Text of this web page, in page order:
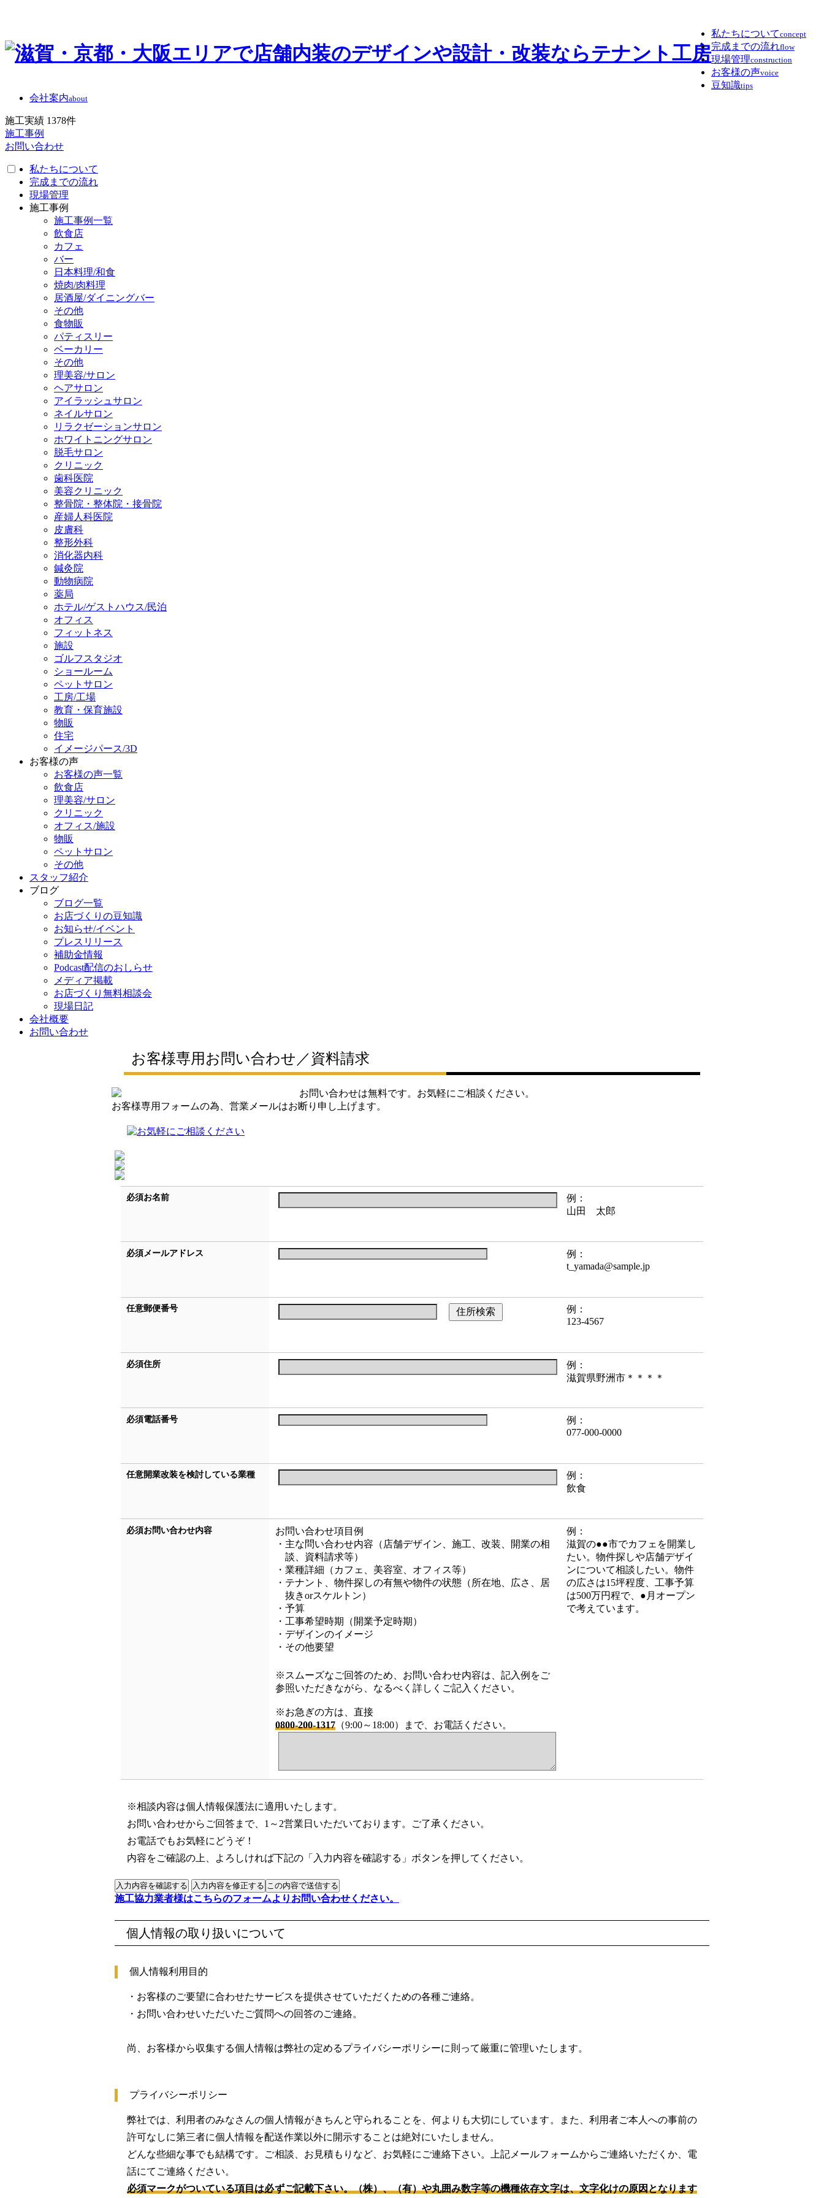
私たちについてconcept
完成までの流れflow
現場管理construction
お客様の声voice
豆知識tips
会社案内about
施工実績 1378件
施工事例
お問い合わせ
私たちについて
完成までの流れ
現場管理
施工事例
施工事例一覧
飲食店
カフェ
バー
日本料理/和食
焼肉/肉料理
居酒屋/ダイニングバー
その他
食物販
パティスリー
ベーカリー
その他
理美容/サロン
ヘアサロン
アイラッシュサロン
ネイルサロン
リラクゼーションサロン
ホワイトニングサロン
脱毛サロン
クリニック
歯科医院
美容クリニック
整骨院・整体院・接骨院
産婦人科医院
皮膚科
整形外科
消化器内科
鍼灸院
動物病院
薬局
ホテル/ゲストハウス/民泊
オフィス
フィットネス
施設
ゴルフスタジオ
ショールーム
ペットサロン
工房/工場
教育・保育施設
物販
住宅
イメージパース/3D
お客様の声
お客様の声一覧
飲食店
理美容/サロン
クリニック
オフィス/施設
物販
ペットサロン
その他
スタッフ紹介
ブログ
ブログ一覧
お店づくりの豆知識
お知らせ/イベント
プレスリリース
補助金情報
Podcast配信のおしらせ
メディア掲載
お店づくり無料相談会
現場日記
会社概要
お問い合わせ
お客様専用お問い合わせ／資料請求
お客様専用フォームの為、営業メールはお断り申し上げます。
必須お名前
例：
山田 太郎
必須 メールアドレス
例：
t_yamada@sample.jp
任意郵便番号 住所検索
例：
123-4567
必須住所
例：
滋賀県野洲市＊＊＊＊
必須電話番号
例：
077-000-0000
任意開業改装を検討している業種
例：
飲食
必須お問い合わせ内容
お問い合わせ項目例
・主な問い合わせ内容（店舗デザイン、施工、改装、開業の相
談、資料請求等）
・業種詳細（カフェ、美容室、オフィス等）
・テナント、物件探しの有無や物件の状態（所在地、広さ、居
抜きorスケルトン）
・予算
・工事希望時期（開業予定時期）
・デザインのイメージ
・その他要望
※スムーズなご回答のため、お問い合わせ内容は、記入例をご
参照いただきながら、なるべく詳しくご記入ください。
※お急ぎの方は、直接
0800-200-1317（9:00～18:00）まで、お電話ください。
例：
滋賀の●●市でカフェを開業し
たい。物件探しや店舗デザイ
ンについて相談したい。物件
の広さは15坪程度、工事予算
は500万円程で、●月オープン
で考えています。
※相談内容は個人情報保護法に適用いたします。
お問い合わせからご回答まで、1～2営業日いただいております。ご了承ください。
お電話でもお気軽にどうぞ！
内容をご確認の上、よろしければ下記の「入力内容を確認する」ボタンを押してください。
施工協力業者様はこちらのフォームよりお問い合わせください。
個人情報の取り扱いについて
個人情報利用目的
・お客様のご要望に合わせたサービスを提供させていただくための各種ご連絡。
・お問い合わせいただいたご質問への回答のご連絡。
尚、お客様から収集する個人情報は弊社の定めるプライバシーポリシーに則って厳重に管理いたします。
プライバシーポリシー
弊社では、利用者のみなさんの個人情報がきちんと守られることを、何よりも大切にしています。また、利用者ご本人への事前の
許可なしに第三者に個人情報を配送作業以外に開示することは絶対にいたしません。
どんな些細な事でも結構です。ご相談、お見積もりなど、お気軽にご連絡下さい。上記メールフォームからご連絡いただくか、電
話にてご連絡ください。
必須マークがついている項目は必ずご記載下さい。（株）、（有）や丸囲み数字等の機種依存文字は、文字化けの原因となります